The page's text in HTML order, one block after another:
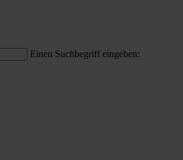
Einen Suchbegriff eingeben: